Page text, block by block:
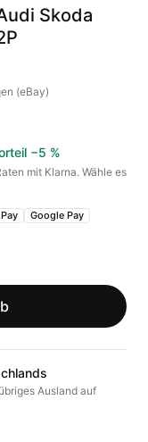
Skoda
(eBay)
−5 %
mit Klarna. Wähle es
Google Pay
Ausland auf